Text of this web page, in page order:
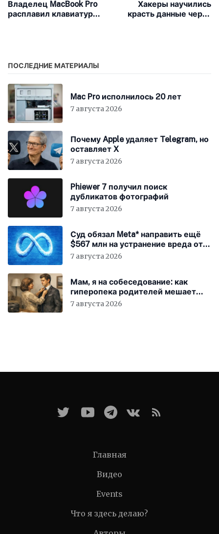
Владелец MacBook Pro
расплавил клавиатуру
Хакеры научились
красть данные через
ПОСЛЕДНИЕ МАТЕРИАЛЫ
Mac Pro исполнилось 20 лет
7 августа 2026
Почему Apple удаляет Telegram, но
оставляет X
7 августа 2026
Phiewer 7 получил поиск
дубликатов фотографий
7 августа 2026
Суд обязал Meta* направить ещё
$567 млн на устранение вреда от
соцсетей
7 августа 2026
Мам, я на собеседование: как
гиперопека родителей мешает
«зумерам» устроиться в компанию
7 августа 2026
Главная
Видео
Events
Что я здесь делаю?